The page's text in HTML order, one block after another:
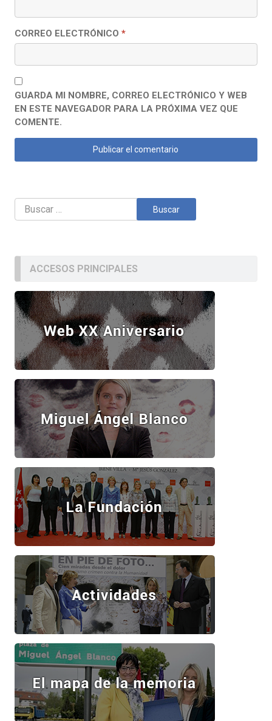
CORREO ELECTRÓNICO *
GUARDA MI NOMBRE, CORREO ELECTRÓNICO Y WEB
EN ESTE NAVEGADOR PARA LA PRÓXIMA VEZ QUE
COMENTE.
Buscar:
ACCESOS PRINCIPALES